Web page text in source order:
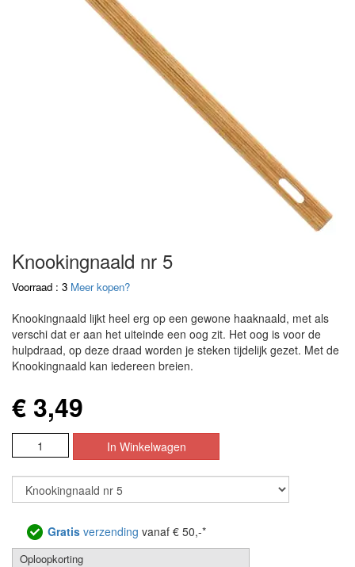
Knookingnaald nr 5
Voorraad : 3 Meer kopen?
Knookingnaald lijkt heel erg op een gewone haaknaald, met als
verschi dat er aan het uiteinde een oog zit. Het oog is voor de
hulpdraad, op deze draad worden je steken tijdelijk gezet. Met de
Knookingnaald kan iedereen breien.
€ 3,49
Gratis verzending vanaf € 50,-*
Oploopkorting